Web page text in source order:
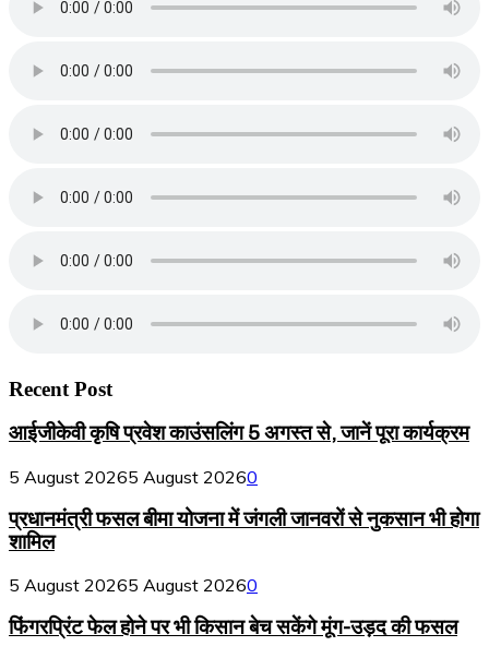
Recent Post
आईजीकेवी कृषि प्रवेश काउंसलिंग 5 अगस्त से, जानें पूरा कार्यक्रम
5 August 20265 August 20260
प्रधानमंत्री फसल बीमा योजना में जंगली जानवरों से नुकसान भी होगा
शामिल
5 August 20265 August 20260
फिंगरप्रिंट फेल होने पर भी किसान बेच सकेंगे मूंग-उड़द की फसल